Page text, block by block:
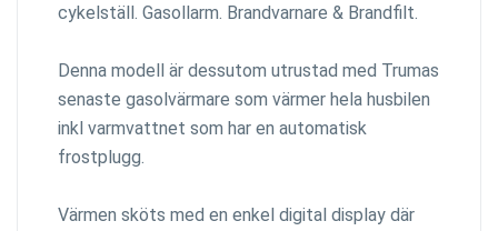
cykelställ. Gasollarm. Brandvarnare & Brandfilt.
Denna modell är dessutom utrustad med Trumas
senaste gasolvärmare som värmer hela husbilen
inkl varmvattnet som har en automatisk
frostplugg.
Värmen sköts med en enkel digital display där